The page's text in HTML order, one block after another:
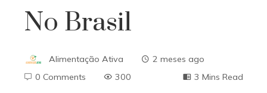
No Brasil
Alimentação Ativa
2 meses ago
0 Comments
300 3 Mins Read